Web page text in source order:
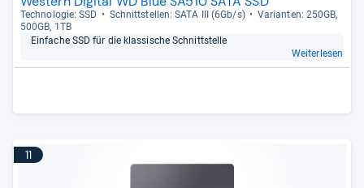
Tech­no­lo­gie: SSD Schnitt­stel­len: SATA III (6Gb/s)
Vari­an­ten: 250GB,
500GB, 1TB
Ein­fa­che SSD für die klas­si­sche Schnitt­stelle
Weiterlesen
11